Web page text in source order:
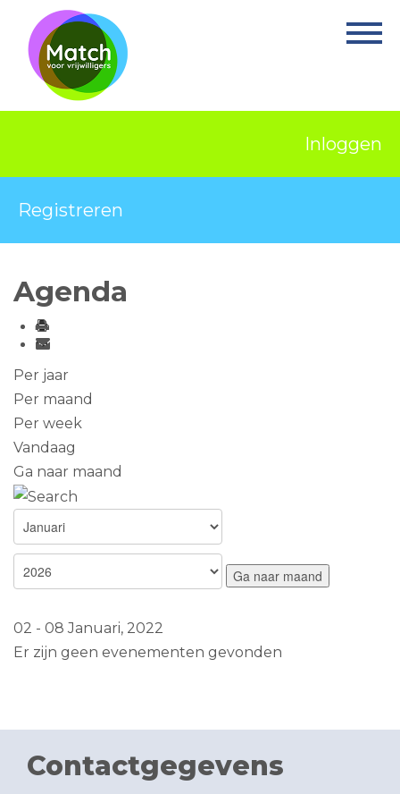
Home
Activiteiten
Projecten
Over Match
Vrijwilligerswerk
Inloggen
Registreren
Agenda
Per jaar
Per maand
Per week
Vandaag
Ga naar maand
Ga naar maand
02 - 08 Januari, 2022
Er zijn geen evenementen gevonden
Contactgegevens